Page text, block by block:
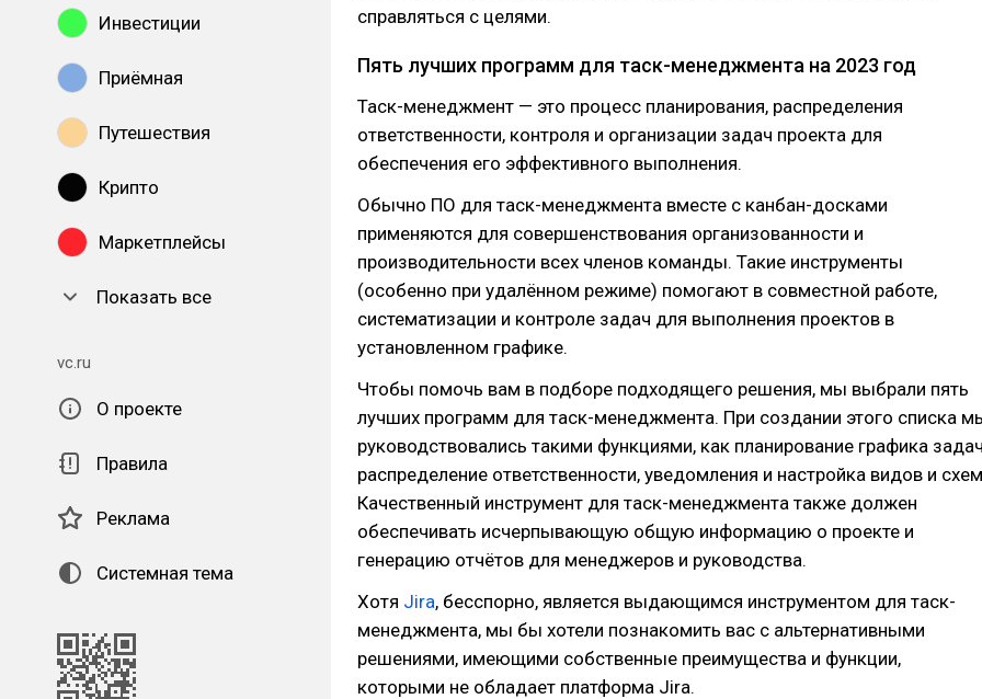
Инвестиции
Приёмная
Путешествия
Крипто
Маркетплейсы
Показать все
vc.ru
О проекте
Правила
Реклама
Системная тема
справляться с целями.
Пять лучших программ для таск-менеджмента на 2023 год
Таск-менеджмент — это процесс планирования, распределения
ответственности, контроля и организации задач проекта для
обеспечения его эффективного выполнения.
Обычно ПО для таск-менеджмента вместе с канбан-досками
применяются для совершенствования организованности и
производительности всех членов команды. Такие инструменты
(особенно при удалённом режиме) помогают в совместной работе,
систематизации и контроле задач для выполнения проектов в
установленном графике.
Чтобы помочь вам в подборе подходящего решения, мы выбрали пять
лучших программ для таск-менеджмента. При создании этого списка
руководствовались такими функциями, как планирование графика
распределение ответственности, уведомления и настройка видов и
Качественный инструмент для таск-менеджмента также должен
обеспечивать исчерпывающую общую информацию о проекте и
генерацию отчётов для менеджеров и руководства.
Хотя Jira, бесспорно, является выдающимся инструментом для таск-
менеджмента, мы бы хотели познакомить вас с альтернативными
решениями, имеющими собственные преимущества и функции,
которыми не обладает платформа Jira.